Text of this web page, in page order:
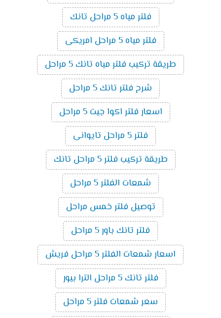
فلتر مياه 5 مراحل تانك
فلتر مياه 5 مراحل امريكى
طريقة تركيب فلتر مياه تانك 5 مراحل
شرح فلتر تانك 5 مراحل
اسعار فلتر اكوا جيت 5 مراحل
فلتر 5 مراحل تايوانى
طريقة تركيب فلتر 5 مراحل تانك
شمعات الفلتر 5 مراحل
توصيل فلتر خمس مراحل
فلتر تانك باور 5 مراحل
اسعار شمعات الفلتر 5 مراحل فريش
فلتر تانك 5 مراحل الترا بيور
سعر شمعات فلتر 5 مراحل